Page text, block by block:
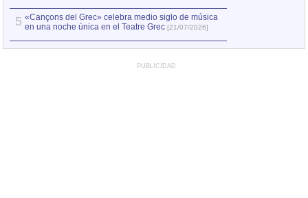
5 «Cançons del Grec» celebra medio siglo de música
en una noche única en el Teatre Grec [21/07/2026]
PUBLICIDAD